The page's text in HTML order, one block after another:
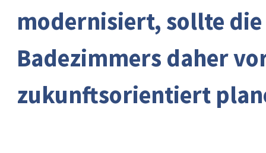
modernisiert, sollte
Badezimmers daher
zukunftsorientiert